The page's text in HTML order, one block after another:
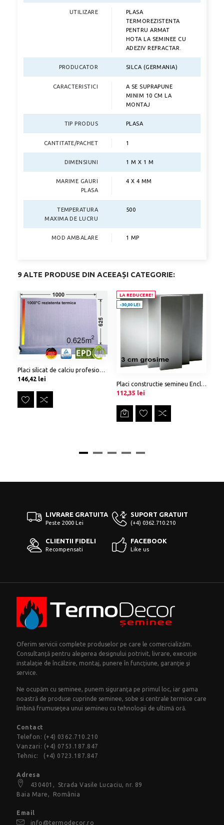
UTILIZARE
PLASA
TERMOREZISTENTA
PENTRU ARMAT
HOTA LA SEMINEE CU
ADEZIV REFRACTAR.
PRODUCATOR SILCA (GERMANIA)
CARACTERISTICI
A SE SUPRAPUNE
MINIM 10 CM LA
MONTAJ
TIP PRODUS PLASA
CANTITATE/PACHET 1
DIMENSIUNI 1 M X 1 M
MARIME GAURI
PLASA
4 X 4 MM
TEMPERATURA
MAXIMA DE LUCRU
500
MOD AMBALARE 1 MP
9 ALTE PRODUSE DIN ACEEAȘI CATEGORIE:
Placi silicat de calciu profesionale - 30 mm
Preț
146,42 lei
LA REDUCERE!
-30,00 LEI
Placi constructie semineu EnclosureBoard 3
Preț
-30,00 lei
Preț
112,35 lei
LIVRARE GRATUITA
Peste 2000 Lei
SUPORT GRATUIT
(+4) 0362.710.210
CLIENTII FIDELI
Recompensati
FACEBOOK
Like us
Oferim servicii complete produselor pe care le comercializăm.
Consultanță pentru alegerea designului potrivit, livrare, execuție
instalație de încălzire, montaj, punere în funcțiune, garanţie şi
service.
Ne ocupăm cu seminee, punem siguranța pe primul loc, iar gama
noastră de produse cuprinde seminee, sobe si centrale termice care
îmbină frumuseţea unui semineu cu tehnologii de ultimă oră.
Contact
Telefon: (+4) 0362.710.210
Vanzari: (+4) 0753.187.847
Tehnic:
(+4) 0723.187.847
Adresa
430401, Strada Vasile Lucaciu, nr. 89
Baia Mare, România
Email
info@termodecor.ro